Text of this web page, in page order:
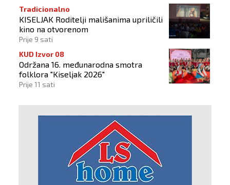
Tradicionalno
KISELJAK Roditelji mališanima upriličili
kino na otvorenom
Prije 9 sati
KUD Izvor 08
Održana 16. međunarodna smotra
folklora "Kiseljak 2026"
Prije 11 sati